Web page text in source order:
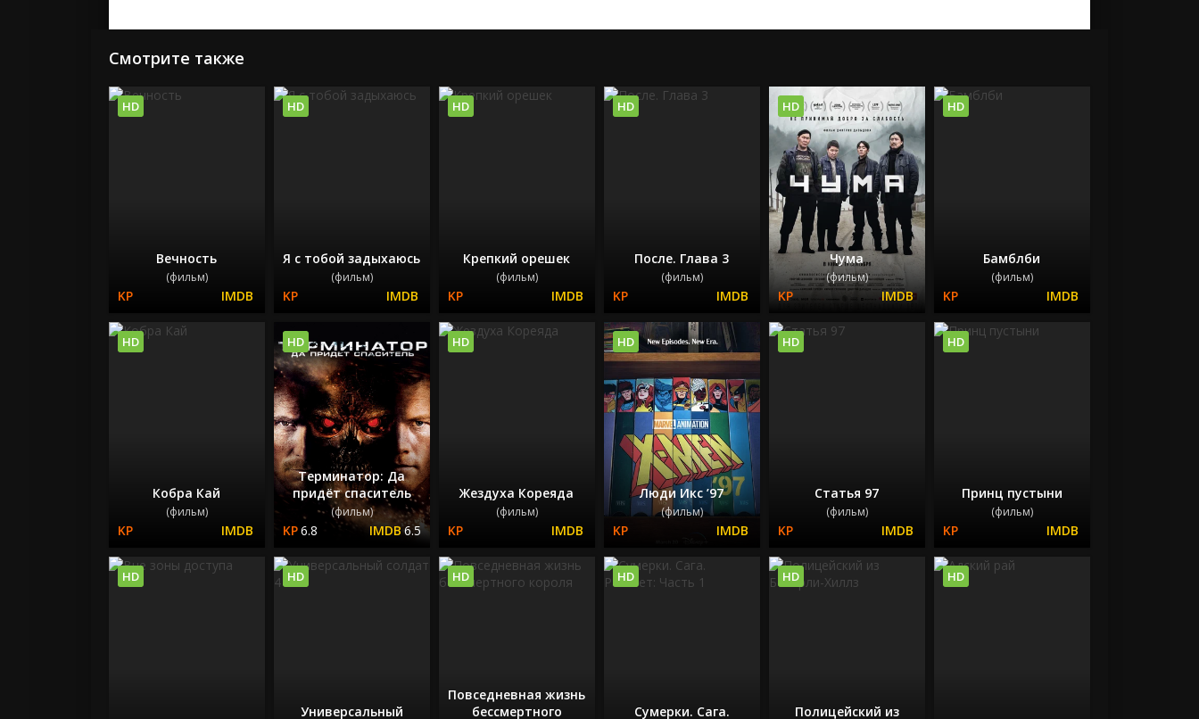
Смотрите также
Вечность
(фильм)
HD
Я с тобой задыхаюсь
(фильм)
HD
Крепкий орешек
(фильм)
HD
После. Глава 3
(фильм)
HD
Чума
(фильм)
HD
Бамблби
(фильм)
HD
Кобра Кай
(фильм)
HD
Терминатор: Да
придёт спаситель
(фильм)
6.8 6.5
HD
Жездуха Кореяда
(фильм)
HD
Люди Икс ’97
(фильм)
HD
Статья 97
(фильм)
HD
Принц пустыни
(фильм)
HD
HD
Универсальный
HD
Повседневная жизнь
бессмертного
HD
Сумерки. Сага.
HD
Полицейский из
HD HD